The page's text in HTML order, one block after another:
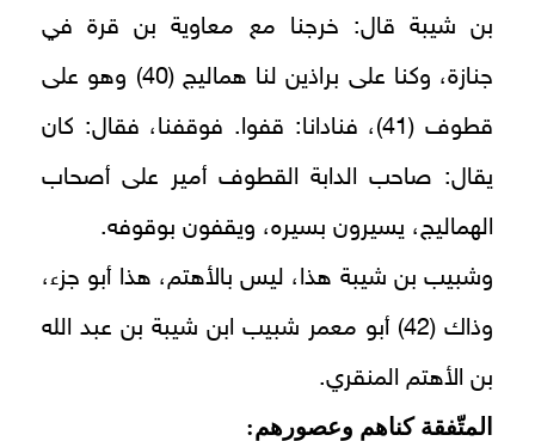
بن شيبة قال: خرجنا مع معاوية بن قرة في
جنازة، وكنا على براذين لنا هماليج (40) وهو على
قطوف (41)، فنادانا: قفوا. فوقفنا، فقال: كان
يقال: صاحب الدابة القطوف أمير على أصحاب
الهماليج، يسيرون بسيره، ويقفون بوقوفه.
وشبيب بن شيبة هذا، ليس بالأهتم، هذا أبو جزء،
وذاك (42) أبو معمر شبيب ابن شيبة بن عبد الله
بن الأهتم المنقري.
المتّفقة كناهم وعصورهم: